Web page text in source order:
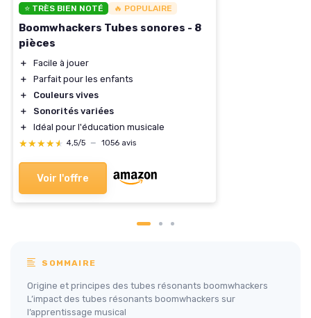
⭐ TRÈS BIEN NOTÉ 🔥 POPULAIRE
Boomwhackers Tubes sonores - 8
pièces
＋
Facile à jouer
＋
Parfait pour les enfants
＋
Couleurs vives
＋
Sonorités variées
＋
Idéal pour l'éducation musicale
★★★★★
★★★★★ 4,5/5 — 1056 avis
Voir l'offre
SOMMAIRE
Origine et principes des tubes résonants boomwhackers
L’impact des tubes résonants boomwhackers sur
l’apprentissage musical